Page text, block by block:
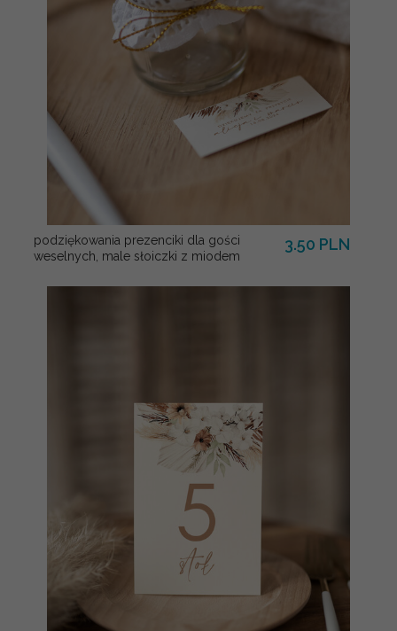
podziękowania prezenciki dla gości
weselnych, male słoiczki z miodem
3.50 PLN